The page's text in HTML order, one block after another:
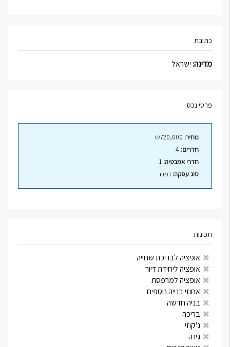
כתובת
מדינה:ישראל
פרטי נכס
מחיר:
חדרים:
חדרי אמבטיה:
סוג עסקה: נמכר
תכונות
אופציה לבריכת שחייה
אופציה ליחידת דיור
אופציה למרפסת
אחוזי בנייה נוספים
בניה חדשה
בריכה
ג'קוזי
גינה